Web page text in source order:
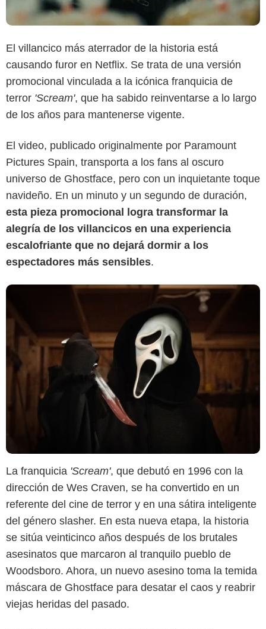
El villancico más aterrador de la historia está
causando furor en Netflix. Se trata de una versión
promocional vinculada a la icónica franquicia de
terror 'Scream', que ha sabido reinventarse a lo largo
de los años para mantenerse vigente.
El video, publicado originalmente por Paramount
Pictures Spain, transporta a los fans al oscuro
universo de Ghostface, pero con un inquietante toque
navideño. En un minuto y un segundo de duración,
esta pieza promocional logra transformar la
alegría de los villancicos en una experiencia
escalofriante que no dejará dormir a los
espectadores más sensibles.
Netflix
La franquicia 'Scream', que debutó en 1996 con la
dirección de Wes Craven, se ha convertido en un
referente del cine de terror y en una sátira inteligente
del género slasher. En esta nueva etapa, la historia
se sitúa veinticinco años después de los brutales
asesinatos que marcaron al tranquilo pueblo de
Woodsboro. Ahora, un nuevo asesino toma la temida
máscara de Ghostface para desatar el caos y reabrir
viejas heridas del pasado.